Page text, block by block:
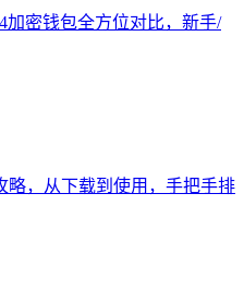
加密钱包全方位对比，新手/
略，从下载到使用，手把手排